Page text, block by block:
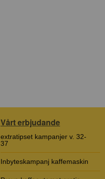
Vårt erbjudande
extratipset kampanjer v. 32-
37
Inbyteskampanj kaffemaskin